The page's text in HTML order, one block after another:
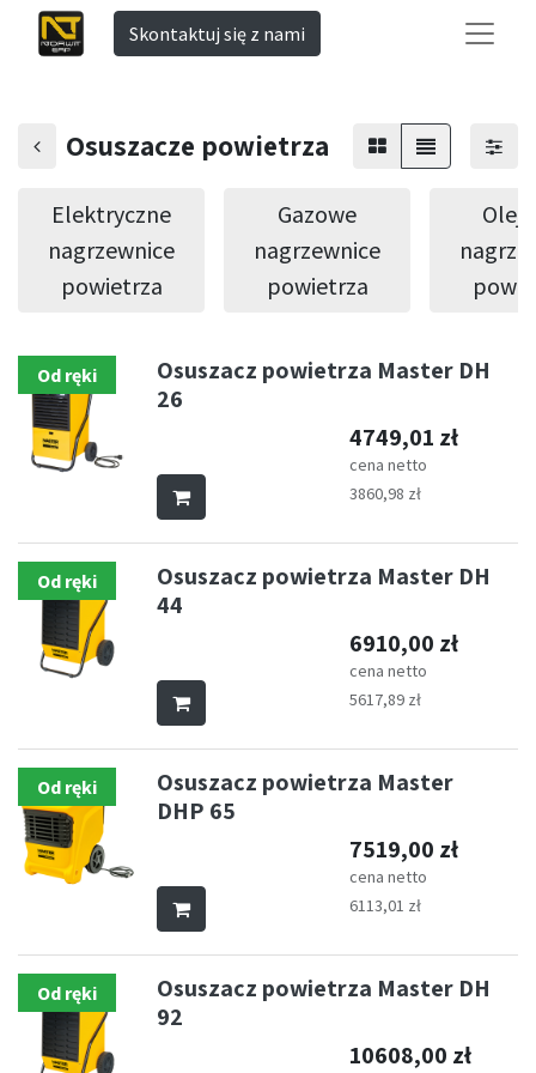
Skontaktuj się z nami
Osuszacze powietrza
Elektryczne
nagrzewnice
powietrza
Gazowe
nagrzewnice
powietrza
Od ręki
Osuszacz powietrza Master DH
26
4749,01 zł
cena netto
3860,98 zł
Od ręki
Osuszacz powietrza Master DH
44
6910,00 zł
cena netto
5617,89 zł
Od ręki
Osuszacz powietrza Master
DHP 65
7519,00 zł
cena netto
6113,01 zł
Od ręki
Osuszacz powietrza Master DH
92
10608,00 zł